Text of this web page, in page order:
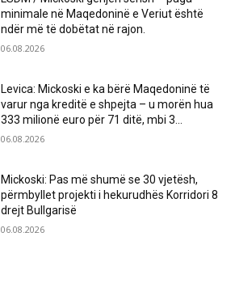
minimale në Maqedoninë e Veriut është
ndër më të dobëtat në rajon.
06.08.2026
Levica: Mickoski e ka bërë Maqedoninë të
varur nga kreditë e shpejta – u morën hua
333 milionë euro për 71 ditë, mbi 3...
06.08.2026
Mickoski: Pas më shumë se 30 vjetësh,
përmbyllet projekti i hekurudhës Korridori 8
drejt Bullgarisë
06.08.2026